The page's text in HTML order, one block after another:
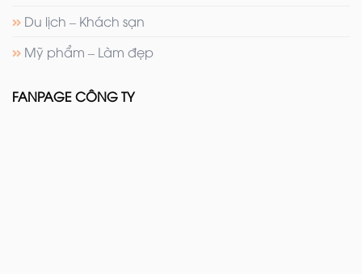
Du lịch – Khách sạn
Mỹ phẩm – Làm đẹp
FANPAGE CÔNG TY